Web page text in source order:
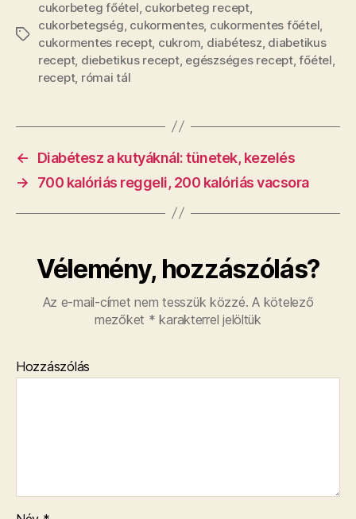
Címkék
cukorbeteg főétel cukorbeteg recept,
cukorbetegség cukormentes, cukormentes főétel
cukormentes recept, cukrom diabétesz diabetikus
recept, diebetikus recept, egészséges recept,főétel
recept, római tál
←
Diabétesz a kutyáknál: tünetek, kezelés
→
700 kalóriás reggeli, 200 kalóriás vacsora
Vélemény, hozzászólás?
Az e-mail-címet nem tesszük közzé. A kötelező
mezőket * karakterrel jelöltük
Hozzászólás